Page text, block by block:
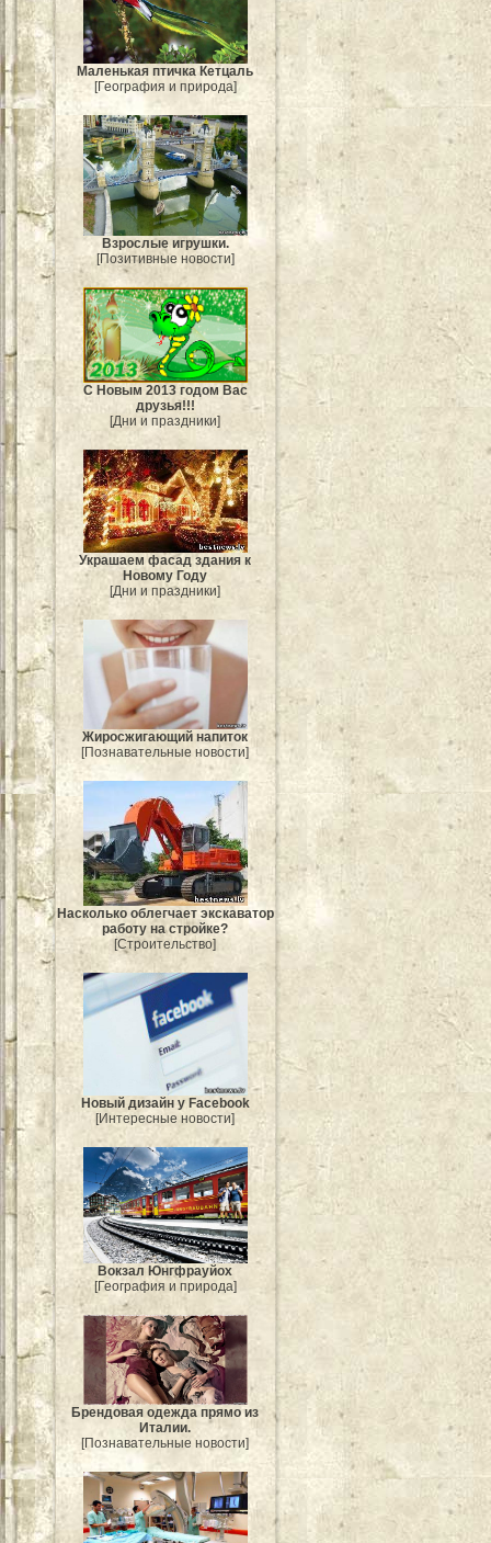
Маленькая птичка Кетцаль
[География и природа]
Взрослые игрушки.
[Позитивные новости]
С Новым 2013 годом Вас
друзья!!!
[Дни и праздники]
Украшаем фасад здания к
Новому Году
[Дни и праздники]
Жиросжигающий напиток
[Познавательные новости]
Насколько облегчает экскаватор
работу на стройке?
[Строительство]
Новый дизайн у Facebook
[Интересные новости]
Вокзал Юнгфрауйох
[География и природа]
Брендовая одежда прямо из
Италии.
[Познавательные новости]